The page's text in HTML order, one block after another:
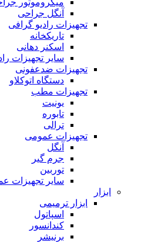
میکروموتور
آنگل جراحی
تجهیزات رادیو گرافی
تاریکخانه
اسکنر دهانی
سایر تجهیزات
تجهیزات ضدعفونی
دستگاه اتوکلاو
تجهیزات مطب
یونیت
تابوره
ترالی
تجهیزات عمومی
آنگل
جرم گیر
توربین
سایر تجهیزات
ابزار
ابزار ترمیمی
اسپاتول
کندانسور
برنیشر